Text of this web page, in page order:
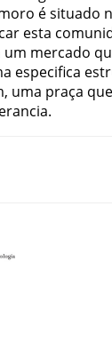
ésituado
esta
um mercado
especifica
, uma praça que
.